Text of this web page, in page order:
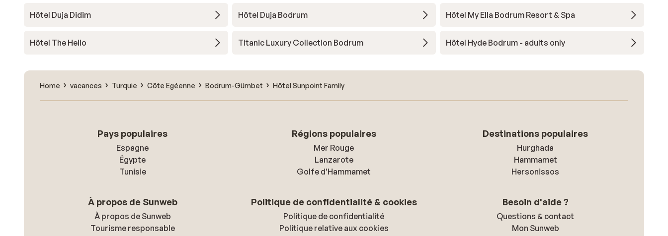
Hôtel Duja Didim Hôtel Duja Bodrum Hôtel My Ella Bodrum Resort & Spa
Hôtel The Hello Titanic Luxury Collection Bodrum Hôtel Hyde Bodrum - adults only
Home vacances Turquie Côte Egéenne Bodrum-Gümbet Hôtel Sunpoint Family
Pays populaires
Espagne
Égypte
Tunisie
Régions populaires
Mer Rouge
Lanzarote
Golfe d'Hammamet
Destinations populaires
Hurghada
Hammamet
Hersonissos
À propos de Sunweb
À propos de Sunweb
Tourisme responsable
Politique de confidentialité & cookies
Politique de confidentialité
Politique relative aux cookies
Besoin d'aide ?
Questions & contact
Mon Sunweb